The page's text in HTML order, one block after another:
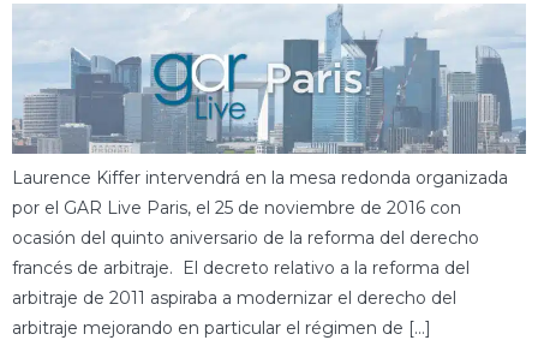
Laurence Kiffer intervendrá en la mesa redonda organizada
por el GAR Live Paris, el 25 de noviembre de 2016 con
ocasión del quinto aniversario de la reforma del derecho
francés de arbitraje. El decreto relativo a la reforma del
arbitraje de 2011 aspiraba a modernizar el derecho del
arbitraje mejorando en particular el régimen de […]